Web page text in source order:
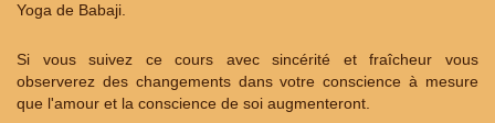
Yoga de Babaji.
Si vous suivez ce cours avec sincérité et fraîcheur vous
observerez des changements dans votre conscience à mesure
que l'amour et la conscience de soi augmenteront.